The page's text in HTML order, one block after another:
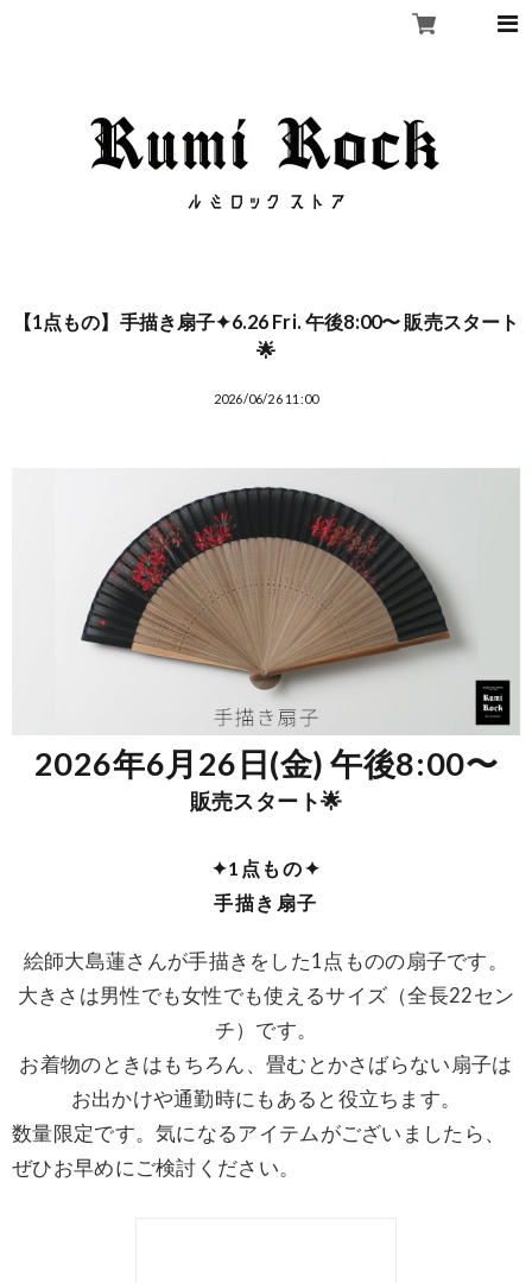
【1点もの】手描き扇子✦6.26 Fri. 午後8:00〜 販売スタート
🌟
2026/06/26 11:00
2026年6月26日(金) 午後8:00〜
販売スタート🌟
✦1点もの✦
手描き扇子
絵師大島蓮さんが手描きをした1点ものの扇子です。
大きさは男性でも女性でも使えるサイズ（全長22セン
チ）です。
お着物のときはもちろん、畳むとかさばらない扇子は
お出かけや通勤時にもあると役立ちます。
数量限定です。気になるアイテムがございましたら、
ぜひお早めにご検討ください。